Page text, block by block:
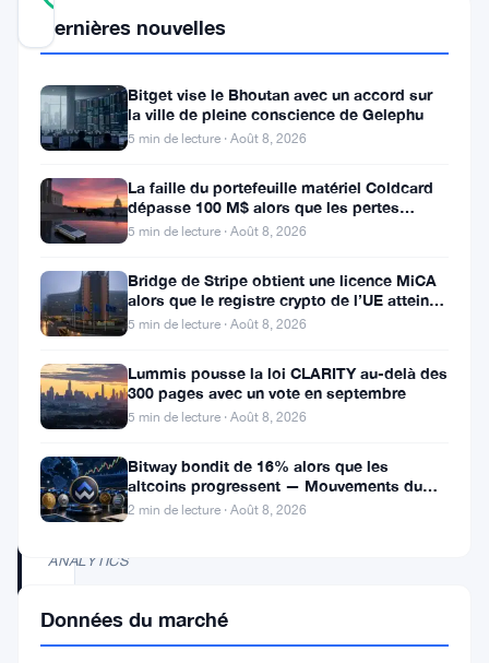
Mis à jour 2 mois il y a
Hublot
Big
Bang
Meca-
10
★★★★½
4,6
/
5
ÉDITORIAL
PAR
THE
ANALYTICS
Dernières nouvelles
Bitget vise le Bhoutan avec un accord sur
la ville de pleine conscience de Gelephu
5 min de lecture · Août 8, 2026
La faille du portefeuille matériel Coldcard
dépasse 100 M$ alors que les pertes
cryptos de juillet atteignent
5 min de lecture · Août 8, 2026
Bridge de Stripe obtient une licence MiCA
alors que le registre crypto de l’UE atteint
324 prestataires
5 min de lecture · Août 8, 2026
Lummis pousse la loi CLARITY au-delà des
300 pages avec un vote en septembre
5 min de lecture · Août 8, 2026
Bitway bondit de 16% alors que les
altcoins progressent — Mouvements du
jour 8 août
2 min de lecture · Août 8, 2026
Données du marché